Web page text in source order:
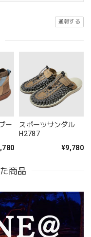
通報する
ー
スポーツサンダル
H2787
¥9,780
商品